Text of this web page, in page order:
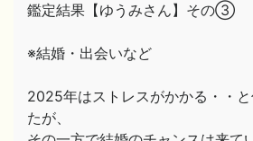
鑑定結果【ゆうみさん】その③
※結婚・出会いなど
2025年はストレスがかかる・・
たが、